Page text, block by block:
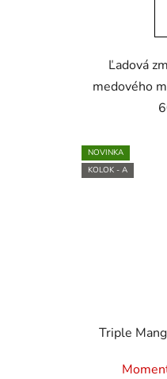
Ľadová
medového
NOVINKA
KOLOK - A
Triple